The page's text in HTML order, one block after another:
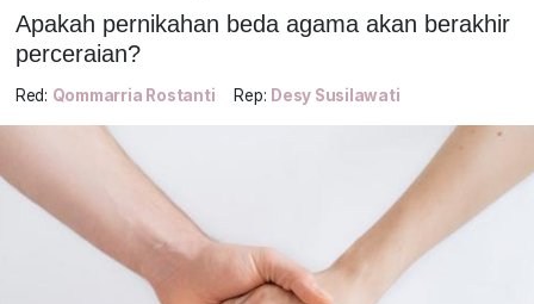
Apakah pernikahan beda agama akan berakhir
perceraian?
Red: Qommarria Rostanti Rep: Desy Susilawati